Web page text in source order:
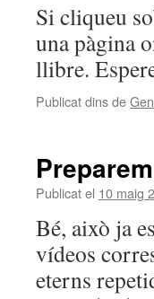
Si cliqueu
una pàgina
llibre.
Publicat dins de
Publicat el 10 maig
Bé, això ja
vídeos
eterns